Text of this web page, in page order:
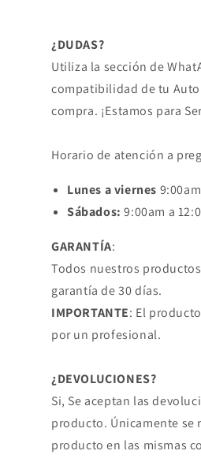
MICRA
05/08
DEL
CUBE
NISSAN
05/08
DEL
CUBE
NISSAN
¿DUDAS?
Utiliza la sección de
compatibilidad de tu
compra. ¡Estamos para
Horario de atención a
Lunes a viernes
Sábados: 9:00am a
GARANTÍA:
Todos nuestros
garantía de 30 días.
IMPORTANTE: El
por un profesional.
¿DEVOLUCIONES?
Si, Se aceptan las
producto. Únicamente se
producto en las mismas